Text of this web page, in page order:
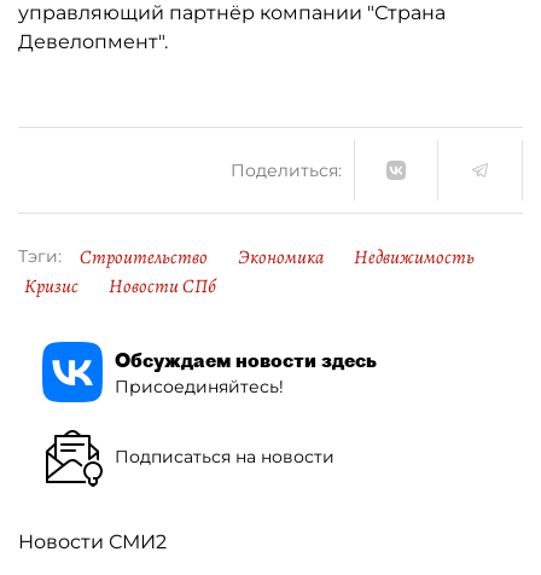
управляющий партнёр компании "Страна
Девелопмент".
Поделиться:
Тэги: Строительство Экономика
Недвижимость
Кризис
Новости СПб
Обсуждаем новости здесь
Присоединяйтесь!
Подписаться на новости
Новости СМИ2